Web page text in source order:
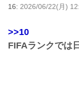
16: 2026/06/22(月)
>>10
FIFAランクでは